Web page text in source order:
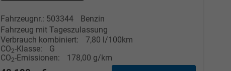
Fahrzeugnr.: 503344
Benzin
Fahrzeug mit Tageszulassung
Verbrauch kombiniert:
7,80 l/100km
CO2-Klasse:
G
CO2-Emissionen: 178,00 g/km